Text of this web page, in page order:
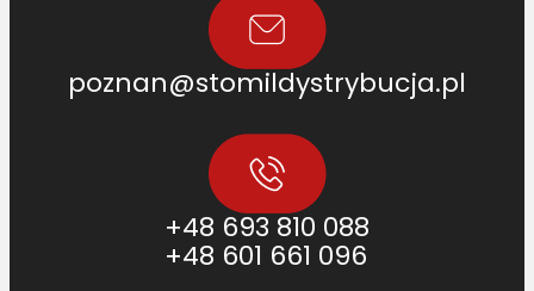
poznan@stomildystrybucja.pl
+48 693 810 088
+48 601 661 096